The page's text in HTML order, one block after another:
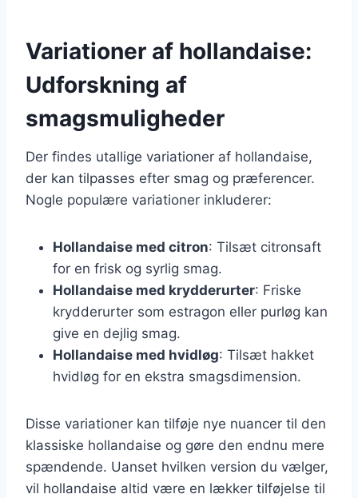
Variationer af hollandaise:
Udforskning af
smagsmuligheder
Der findes utallige variationer af hollandaise,
der kan tilpasses efter smag og præferencer.
Nogle populære variationer inkluderer:
Hollandaise med citron: Tilsæt citronsaft
for en frisk og syrlig smag.
Hollandaise med krydderurter: Friske
krydderurter som estragon eller purløg kan
give en dejlig smag.
Hollandaise med hvidløg: Tilsæt hakket
hvidløg for en ekstra smagsdimension.
Disse variationer kan tilføje nye nuancer til den
klassiske hollandaise og gøre den endnu mere
spændende. Uanset hvilken version du vælger,
vil hollandaise altid være en lækker tilføjelse til